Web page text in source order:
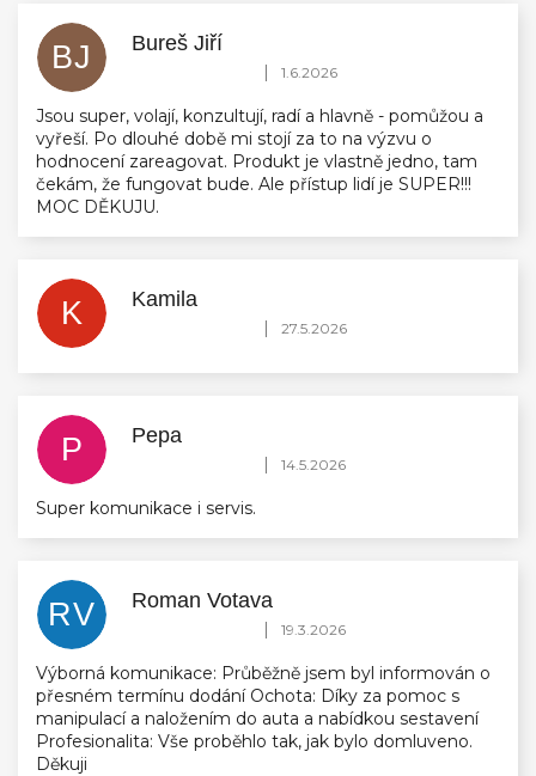
BJ Bureš Jiří
Hodnocení obchodu je 5 z 5 hvězdiček.
| 1.6.2026
Jsou super, volají, konzultují, radí a hlavně - pomůžou a
vyřeší. Po dlouhé době mi stojí za to na výzvu o
hodnocení zareagovat. Produkt je vlastně jedno, tam
čekám, že fungovat bude. Ale přístup lidí je SUPER!!!
MOC DĚKUJU.
K Kamila
Hodnocení obchodu je 5 z 5 hvězdiček.
| 27.5.2026
P Pepa
Hodnocení obchodu je 5 z 5 hvězdiček.
| 14.5.2026
Super komunikace i servis.
RV Roman Votava
Hodnocení obchodu je 5 z 5 hvězdiček.
| 19.3.2026
Výborná komunikace: Průběžně jsem byl informován o
přesném termínu dodání Ochota: Díky za pomoc s
manipulací a naložením do auta a nabídkou sestavení
Profesionalita: Vše proběhlo tak, jak bylo domluveno.
Děkuji